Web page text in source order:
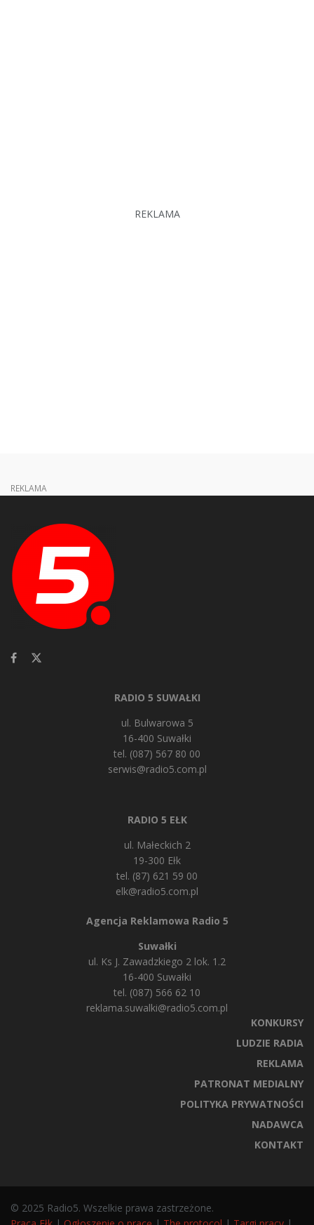
REKLAMA
REKLAMA
RADIO 5 SUWAŁKI
ul. Bulwarowa 5
16-400 Suwałki
tel. (087) 567 80 00
serwis@radio5.com.pl
RADIO 5 EŁK
ul. Małeckich 2
19-300 Ełk
tel. (87) 621 59 00
elk@radio5.com.pl
Agencja Reklamowa Radio 5
Suwałki
ul. Ks J. Zawadzkiego 2 lok. 1.2
16-400 Suwałki
tel. (087) 566 62 10
reklama.suwalki@radio5.com.pl
KONKURSY
LUDZIE RADIA
REKLAMA
PATRONAT MEDIALNY
POLITYKA PRYWATNOŚCI
NADAWCA
KONTAKT
© 2025 Radio5. Wszelkie prawa zastrzeżone.